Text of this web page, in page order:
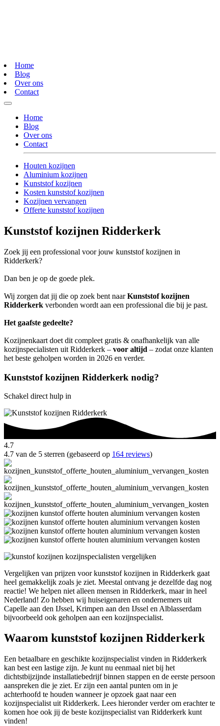
Home
Blog
Over ons
Contact
Home
Blog
Over ons
Contact
Houten kozijnen
Aluminium kozijnen
Kunststof kozijnen
Kosten kunststof kozijnen
Kozijnen vervangen
Offerte kunststof kozijnen
Kunststof kozijnen Ridderkerk
Zoek jij een professional voor jouw kunststof kozijnen in
Ridderkerk?
Dan ben je op de goede plek.
Wij zorgen dat jij die op zoek bent naarKunststof kozijnen
Ridderkerk verbonden wordt aan een professional die bij je past.
Het gaafste gedeelte?
Kozijnenkaart doet dit compleet gratis & onafhankelijk van alle
kozijnspecialisten uit Ridderkerk – voor altijd – zodat onze klanten
het beste geholpen worden in 2026 en verder.
Kunststof kozijnen Ridderkerk nodig?
Schakel direct hulp in
4.7
4.7 van de 5 sterren (gebaseerd op 164 reviews)
Vergelijken van prijzen voor kunststof kozijnen in Ridderkerk gaat
heel gemakkelijk zoals je ziet. Meestal ontvang je dezelfde dag nog
reactie! We helpen niet alleen mensen in Ridderkerk, maar in heel
Nederland! Zo hebben wij huiseigenaren en ondernemers uit
Capelle aan den IJssel, Krimpen aan den IJssel en Alblasserdam
bijvoorbeeld ook geholpen aan een kozijnspecialist.
Waarom kunststof kozijnen Ridderkerk
Een betaalbare en geschikte kozijnspecialist vinden in Ridderkerk
kan best een lastige zijn. Je kunt nu eenmaal niet bij het
dichtstbijzijnde installatiebedrijf binnen stappen en de eerste persoon
aanspreken die je ziet. Er zijn een aantal punten om in je
achterhoofd te houden wanneer je opzoek gaat naar een
kozijnspecialist uit Ridderkerk. Lees hieronder verder om erachter te
komen hoe ook jij de beste kozijnspecialist van Ridderkerk kunt
vinden!